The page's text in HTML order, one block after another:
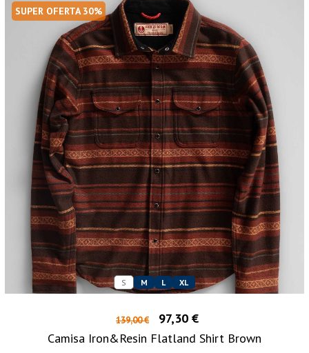
SUPER OFERTA 30%
S M L XL
139,00 €
97,30 €
Camisa Iron&Resin Flatland Shirt Brown